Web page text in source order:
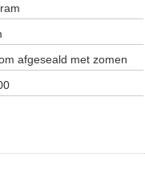
afgeseald met zomen